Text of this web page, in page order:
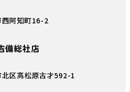
西阿知町16-2
備総社店
区高松原古才592-1